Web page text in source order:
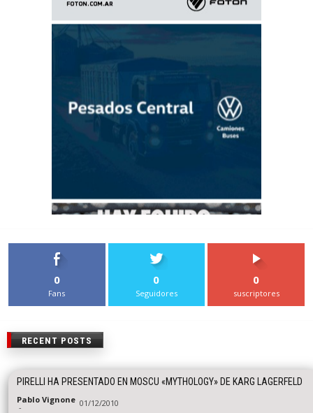
0
Fans
0
Seguidores
0
suscriptores
RECENT POSTS
PIRELLI HA PRESENTADO EN MOSCU «MYTHOLOGY» DE KARG LAGERFELD
Pablo Vignone
- 01/12/2010